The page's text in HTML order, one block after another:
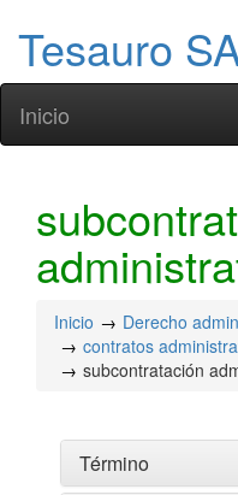
Tesauro
Inicio
Inicio
Derecho
contratos
subcontratación
Término